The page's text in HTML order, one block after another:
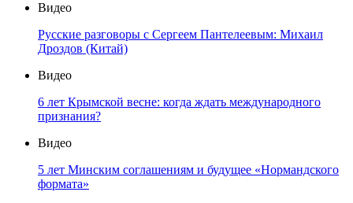
Видео
Русские разговоры с Сергеем Пантелеевым: Михаил
Дроздов (Китай)
Видео
6 лет Крымской весне: когда ждать международного
признания?
Видео
5 лет Минским соглашениям и будущее «Нормандского
формата»